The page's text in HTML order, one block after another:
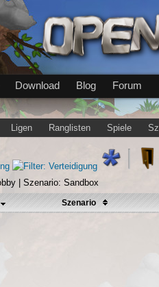
Download Blog Forum
Ligen Ranglisten Spiele
| Szenario: Sandbox
Szenario